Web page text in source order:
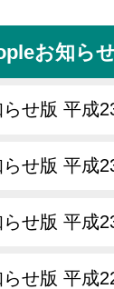
お知ら
せ版 平成
せ版 平成
せ版 平成
せ版 平成